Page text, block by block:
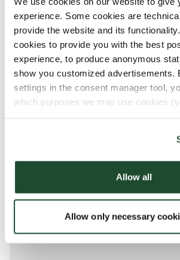
experience. Some cookies are
provide the website and its
cookies to provide you with the best
experience, to produce anonymous
show you customized advertisements.
settings in the consent manager tool,
which purposes we may use cookies
Allow all
Allow only necessary
Mitä se sisältää
Kaikki tuotteemme voivat
Kaikkia tuotteitamme käsitellään
tuotteet voivat joutua